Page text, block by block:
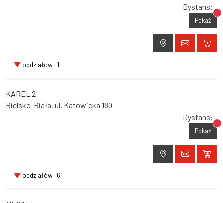
Dystans:
Pokaż
oddziałów: 1
KAREL 2
Bielsko-Biała, ul. Katowicka 180
Dystans:
Pokaż
oddziałów: 6